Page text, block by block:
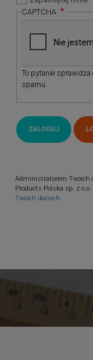
CAPTCHA
To pytanie sprawdza
spamu.
Administratorem Twoich
Products Polska sp. z o.o.
Twoich danych.